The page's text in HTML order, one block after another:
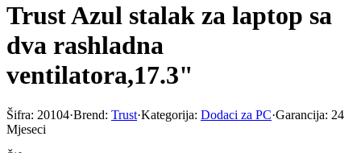
Trust Azul stalak za laptop sa
dva rashladna
ventilatora,17.3"
Šifra: 20104·Brend: Trust·Kategorija: Dodaci za PC·Garancija: 24
Mjeseci